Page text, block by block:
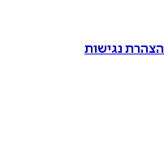
הצהרת נגישות